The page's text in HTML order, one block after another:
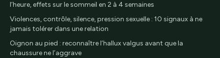
l’heure, effets sur le sommeil en 2 à 4 semaines
Violences, contrôle, silence, pression sexuelle : 10 signaux à ne
jamais tolérer dans une relation
Oignon au pied : reconnaître l’hallux valgus avant que la
chaussure ne l’aggrave